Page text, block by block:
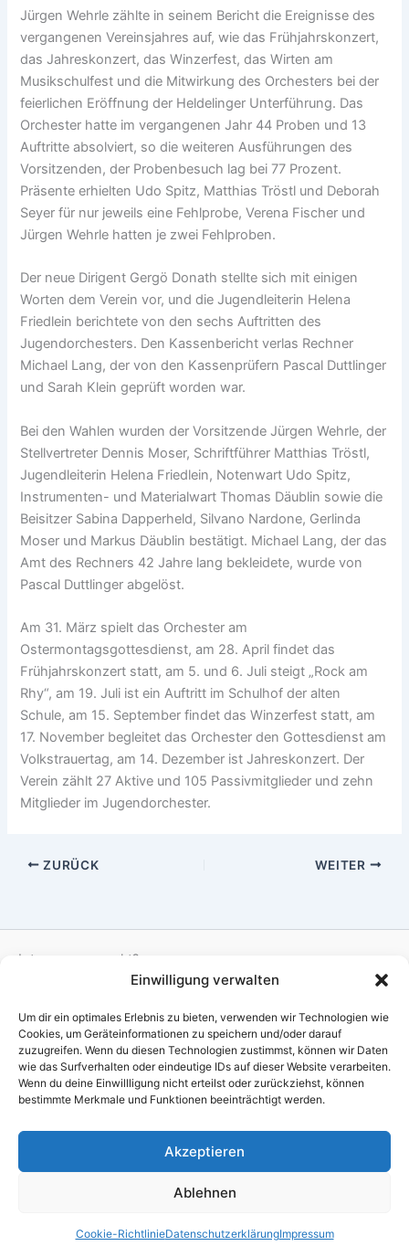
Einwilligung verwalten
Um dir ein optimales Erlebnis zu bieten, verwenden wir Technologien wie
Cookies, um Geräteinformationen zu speichern und/oder darauf
zuzugreifen. Wenn du diesen Technologien zustimmst, können wir Daten
wie das Surfverhalten oder eindeutige IDs auf dieser Website verarbeiten.
Wenn du deine Einwillligung nicht erteilst oder zurückziehst, können
bestimmte Merkmale und Funktionen beeinträchtigt werden.
Akzeptieren
Ablehnen
Cookie-RichtlinieDatenschutz­erklärungImpressum
Jürgen Wehrle zählte in seinem Bericht die Ereignisse des
vergangenen Vereinsjahres auf, wie das Frühjahrskonzert,
das Jahreskonzert, das Winzerfest, das Wirten am
Musikschulfest und die Mitwirkung des Orchesters bei der
feierlichen Eröffnung der Heldelinger Unterführung. Das
Orchester hatte im vergangenen Jahr 44 Proben und 13
Auftritte absolviert, so die weiteren Ausführungen des
Vorsitzenden, der Probenbesuch lag bei 77 Prozent.
Präsente erhielten Udo Spitz, Matthias Tröstl und Deborah
Seyer für nur jeweils eine Fehlprobe, Verena Fischer und
Jürgen Wehrle hatten je zwei Fehlproben.
Der neue Dirigent Gergö Donath stellte sich mit einigen
Worten dem Verein vor, und die Jugendleiterin Helena
Friedlein berichtete von den sechs Auftritten des
Jugendorchesters. Den Kassenbericht verlas Rechner
Michael Lang, der von den Kassenprüfern Pascal Duttlinger
und Sarah Klein geprüft worden war.
Bei den Wahlen wurden der Vorsitzende Jürgen Wehrle, der
Stellvertreter Dennis Moser, Schriftführer Matthias Tröstl,
Jugendleiterin Helena Friedlein, Notenwart Udo Spitz,
Instrumenten- und Materialwart Thomas Däublin sowie die
Beisitzer Sabina Dapperheld, Silvano Nardone, Gerlinda
Moser und Markus Däublin bestätigt. Michael Lang, der das
Amt des Rechners 42 Jahre lang bekleidete, wurde von
Pascal Duttlinger abgelöst.
Am 31. März spielt das Orchester am
Ostermontagsgottesdienst, am 28. April findet das
Frühjahrskonzert statt, am 5. und 6. Juli steigt „Rock am
Rhy“, am 19. Juli ist ein Auftritt im Schulhof der alten
Schule, am 15. September findet das Winzerfest statt, am
17. November begleitet das Orchester den Gottesdienst am
Volkstrauertag, am 14. Dezember ist Jahreskonzert. Der
Verein zählt 27 Aktive und 105 Passivmitglieder und zehn
Mitglieder im Jugendorchester.
ZURÜCK WEITER
Interesse geweckt?
Dienstags um 19:30 Uhr in der Festhalle in Haltingen
Impressum
Datenschutz
Haftungsauschluss
Copyright © 2026 Musikverein Haltingen 1908 e.V. | Präsentiert